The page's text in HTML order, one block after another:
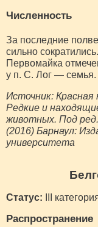
Численность
За последние
сильно
Первомайка
у п. С. Лог — семья.
Источник: Красная
Редкие и
животных. Под
(2016) Барнаул:
университета
Статус: III
Распространение